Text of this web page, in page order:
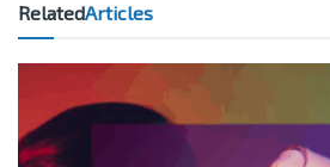
RelatedArticles